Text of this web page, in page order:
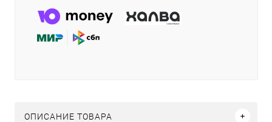
ОПИСАНИЕ ТОВАРА